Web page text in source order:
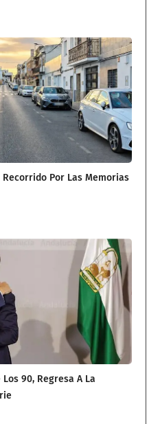
Recorrido Por Las Memorias
90, Regresa A La